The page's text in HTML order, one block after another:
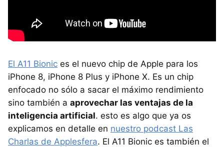
El A11 Bionic es el nuevo chip de Apple para los
iPhone 8, iPhone 8 Plus y iPhone X. Es un chip
enfocado no sólo a sacar el máximo rendimiento
sino también a aprovechar las ventajas de la
inteligencia artificial. esto es algo que ya os
explicamos en detalle en nuestro podcast Las
Charlas de Applesfera. El A11 Bionic es también el